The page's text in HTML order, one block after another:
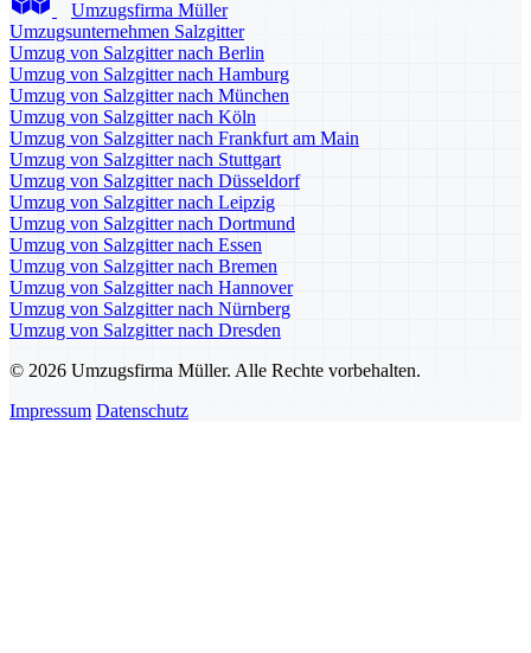
Umzugsfirma Müller
Umzugsunternehmen Salzgitter
Umzug von Salzgitter nach Berlin
Umzug von Salzgitter nach Hamburg
Umzug von Salzgitter nach München
Umzug von Salzgitter nach Köln
Umzug von Salzgitter nach Frankfurt am Main
Umzug von Salzgitter nach Stuttgart
Umzug von Salzgitter nach Düsseldorf
Umzug von Salzgitter nach Leipzig
Umzug von Salzgitter nach Dortmund
Umzug von Salzgitter nach Essen
Umzug von Salzgitter nach Bremen
Umzug von Salzgitter nach Hannover
Umzug von Salzgitter nach Nürnberg
Umzug von Salzgitter nach Dresden
© 2026 Umzugsfirma Müller. Alle Rechte vorbehalten.
Impressum Datenschutz